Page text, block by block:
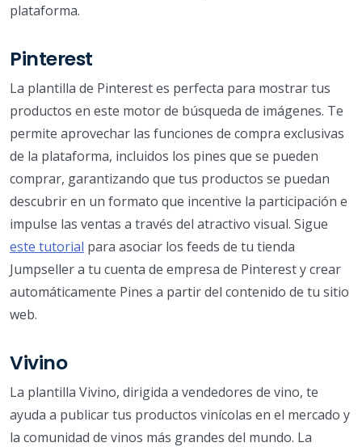
plataforma.
Pinterest
La plantilla de Pinterest es perfecta para mostrar tus
productos en este motor de búsqueda de imágenes. Te
permite aprovechar las funciones de compra exclusivas
de la plataforma, incluidos los pines que se pueden
comprar, garantizando que tus productos se puedan
descubrir en un formato que incentive la participación e
impulse las ventas a través del atractivo visual. Sigue
este tutorial para asociar los feeds de tu tienda
Jumpseller a tu cuenta de empresa de Pinterest y crear
automáticamente Pines a partir del contenido de tu sitio
web.
Vivino
La plantilla Vivino, dirigida a vendedores de vino, te
ayuda a publicar tus productos vinícolas en el mercado y
la comunidad de vinos más grandes del mundo. La